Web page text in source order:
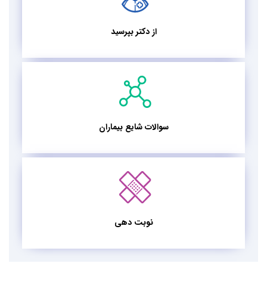
از دکتر بپرسید
سوالات شایع بیماران
نوبت دهی